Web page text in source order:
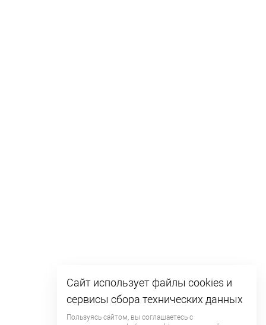
Сайт использует файлы cookies и
сервисы сбора технических данных
Пользуясь сайтом, вы соглашаетесь с